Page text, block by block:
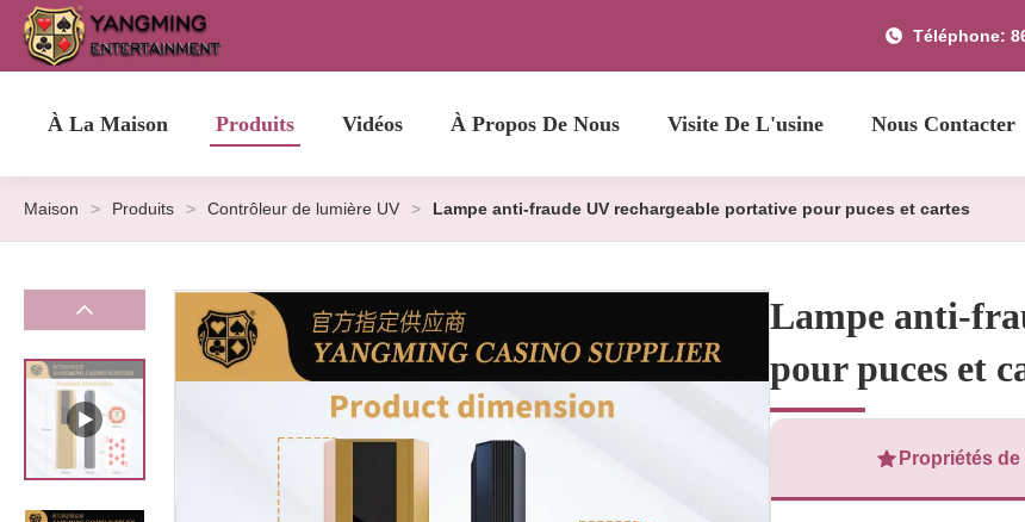
Téléphone:
À La Maison Produits Vidéos À Propos De Nous Visite De L'usine Nous Contacter
Maison > Produits > Contrôleur de lumière UV > Lampe anti-fraude UV rechargeable portative pour puces et cartes
Lampe anti-
pour puces et
Propriétés de